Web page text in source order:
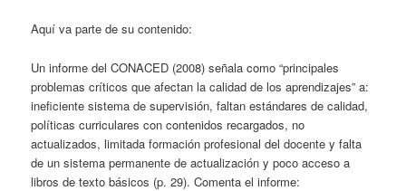
Aquí va parte de su contenido:
Un informe del CONACED (2008) señala como “principales
problemas críticos que afectan la calidad de los aprendizajes” a:
ineficiente sistema de supervisión, faltan estándares de calidad,
políticas curriculares con contenidos recargados, no
actualizados, limitada formación profesional del docente y falta
de un sistema permanente de actualización y poco acceso a
libros de texto básicos (p. 29). Comenta el informe: